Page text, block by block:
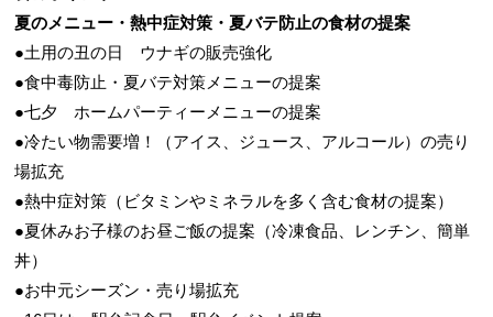
夏のメニュー・熱中症対策・夏バテ防止の食材の提案
●土用の丑の日 ウナギの販売強化
●食中毒防止・夏バテ対策メニューの提案
●七夕 ホームパーティーメニューの提案
●冷たい物需要増！（アイス、ジュース、アルコール）の売り
場拡充
●熱中症対策（ビタミンやミネラルを多く含む食材の提案）
●夏休みお子様のお昼ご飯の提案（冷凍食品、レンチン、簡単
丼）
●お中元シーズン・売り場拡充